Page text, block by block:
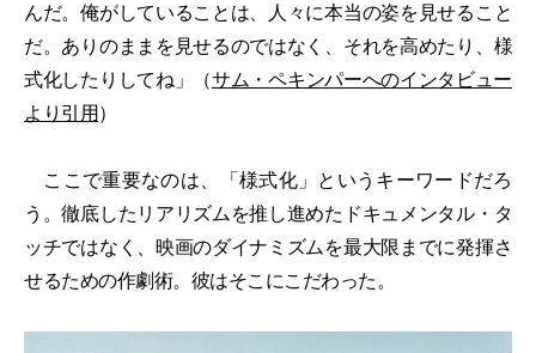
んだ。俺がしていることは、人々に本当の姿を見せること
だ。ありのままを見せるのではなく、それを高めたり、様
式化したりしてね」（サム・ペキンパーへのインタビュー
より引用）
ここで重要なのは、「様式化」というキーワードだろ
う。徹底したリアリズムを推し進めたドキュメンタル・タ
ッチではなく、映画のダイナミズムを最大限までに発揮さ
せるための作劇術。彼はそこにこだわった。